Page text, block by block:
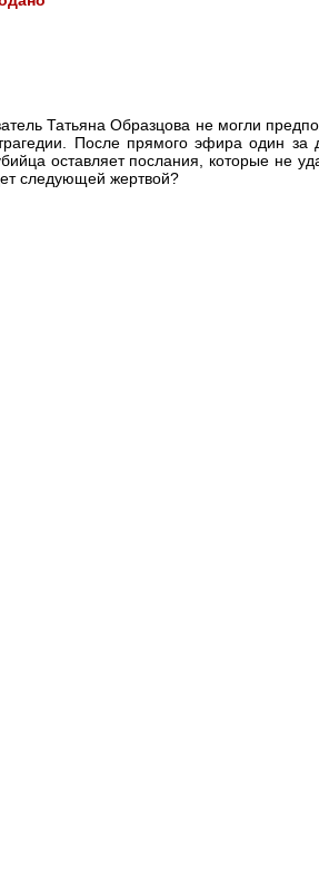
Татьяна Образцова не могли
После прямого эфира один за
оставляет послания, которые не
следующей жертвой?